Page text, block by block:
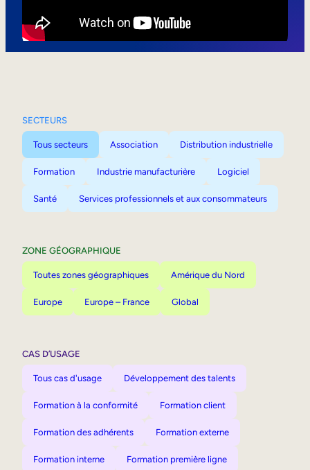
SECTEURS
Tous secteurs Association Distribution industrielle
Formation Industrie manufacturière Logiciel
Santé Services professionnels et aux consommateurs
ZONE GÉOGRAPHIQUE
Toutes zones géographiques Amérique du Nord
Europe Europe – France Global
CAS D’USAGE
Tous cas d'usage Développement des talents
Formation à la conformité Formation client
Formation des adhérents Formation externe
Formation interne Formation première ligne